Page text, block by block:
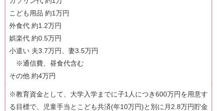
こども用品 約1万円
外食代 約1.2万円
娯楽代 約0.5万円
小遣い 夫3.7万円、妻3.5万円
※通信費、昼食代含む
その他 約4万円
※教育資金として、大学入学までに子1人につき600万円を用意す
る目標で、児童手当とこども共済(年10万円)と別に月2.8万円貯金